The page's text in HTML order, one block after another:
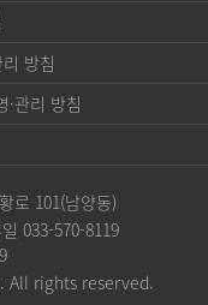
방침
관리 방침
로 101(남양동)
033-570-8119
All rights reserved.